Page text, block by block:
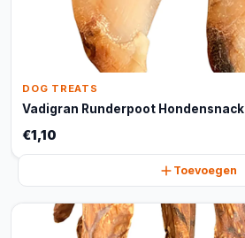
DOG TREATS
Vadigran Runderpoot Hondensnack
€1,10
Toevoegen